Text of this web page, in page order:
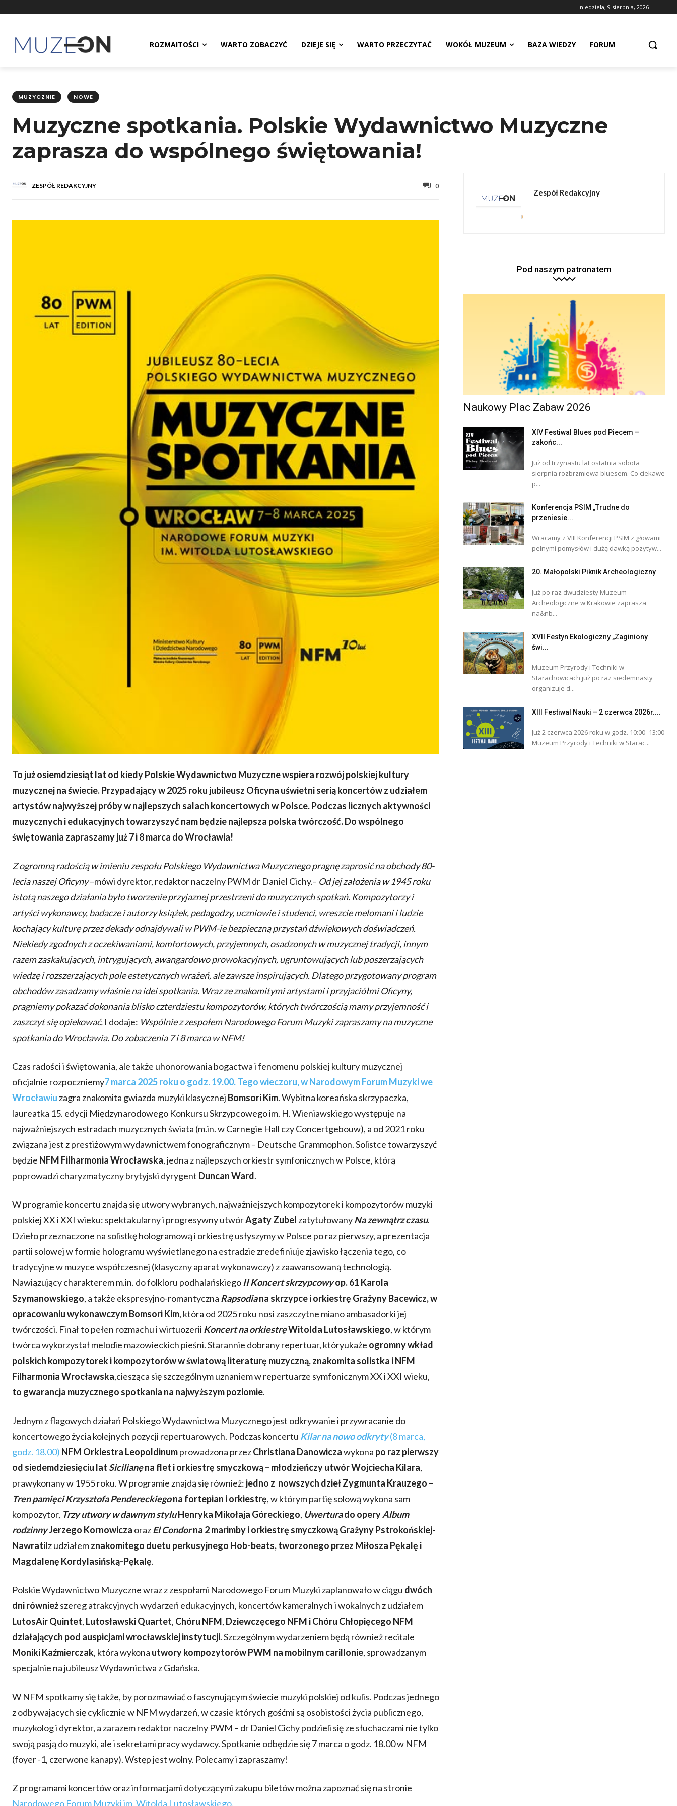
niedziela, 9 sierpnia, 2026
ROZMAITOŚCI WARTO ZOBACZYĆ DZIEJE SIĘ WARTO PRZECZYTAĆ WOKÓŁ MUZEUM BAZA WIEDZY FORUM
MUZYCZNIE NOWE
Muzyczne spotkania. Polskie Wydawnictwo Muzyczne
zaprasza do wspólnego świętowania!
ZESPÓŁ REDAKCYJNY 0
To już osiemdziesiąt lat od kiedy Polskie Wydawnictwo Muzyczne wspiera rozwój polskiej kultury
muzycznej na świecie. Przypadający w 2025 roku jubileusz Oficyna uświetni serią koncertów z udziałem
artystów najwyższej próby w najlepszych salach koncertowych w Polsce. Podczas licznych aktywności
muzycznych i edukacyjnych towarzyszyć nam będzie najlepsza polska twórczość. Do wspólnego
świętowania zapraszamy już 7 i 8 marca do Wrocławia!
Z ogromną radością w imieniu zespołu Polskiego Wydawnictwa Muzycznego pragnę zaprosić na obchody 80-
lecia naszej Oficyny–mówi dyrektor, redaktor naczelny PWM dr Daniel Cichy.– Od jej założenia w 1945 roku
istotą naszego działania było tworzenie przyjaznej przestrzeni do muzycznych spotkań. Kompozytorzy i
artyści wykonawcy, badacze i autorzy książek, pedagodzy, uczniowie i studenci, wreszcie melomani i ludzie
kochający kulturę przez dekady odnajdywali w PWM-ie bezpieczną przystań dźwiękowych doświadczeń.
Niekiedy zgodnych z oczekiwaniami, komfortowych, przyjemnych, osadzonych w muzycznej tradycji, innym
razem zaskakujących, intrygujących, awangardowo prowokacyjnych, ugruntowujących lub poszerzających
wiedzę i rozszerzających pole estetycznych wrażeń, ale zawsze inspirujących. Dlatego przygotowany program
obchodów zasadzamy właśnie na idei spotkania. Wraz ze znakomitymi artystami i przyjaciółmi Oficyny,
pragniemy pokazać dokonania blisko czterdziestu kompozytorów, których twórczością mamy przyjemność i
zaszczyt się opiekować. I dodaje: Wspólnie z zespołem Narodowego Forum Muzyki zapraszamy na muzyczne
spotkania do Wrocławia. Do zobaczenia 7 i 8 marca w NFM!
Czas radości i świętowania, ale także uhonorowania bogactwa i fenomenu polskiej kultury muzycznej
oficjalnie rozpoczniemy7 marca 2025 roku o godz. 19.00. Tego wieczoru, w Narodowym Forum Muzyki we
Wrocławiu zagra znakomita gwiazda muzyki klasycznej Bomsori Kim. Wybitna koreańska skrzypaczka,
laureatka 15. edycji Międzynarodowego Konkursu Skrzypcowego im. H. Wieniawskiego występuje na
najważniejszych estradach muzycznych świata (m.in. w Carnegie Hall czy Concertgebouw), a od 2021 roku
związana jest z prestiżowym wydawnictwem fonograficznym – Deutsche Grammophon. Solistce towarzyszyć
będzie NFM Filharmonia Wrocławska, jedna z najlepszych orkiestr symfonicznych w Polsce, którą
poprowadzi charyzmatyczny brytyjski dyrygent Duncan Ward.
W programie koncertu znajdą się utwory wybranych, najważniejszych kompozytorek i kompozytorów muzyki
polskiej XX i XXI wieku: spektakularny i progresywny utwórAgaty Zubel zatytułowanyNa zewnątrz czasu.
Dzieło przeznaczone na solistkę hologramową i orkiestrę usłyszymy w Polsce po raz pierwszy, a prezentacja
partii solowej w formie hologramu wyświetlanego na estradzie zredefiniuje zjawisko łączenia tego, co
tradycyjne w muzyce współczesnej (klasyczny aparat wykonawczy) z zaawansowaną technologią.
Nawiązujący charakterem m.in. do folkloru podhalańskiego II Koncert skrzypcowyop. 61 Karola
Szymanowskiego, a także ekspresyjno-romantyczna Rapsodiana skrzypce i orkiestrę Grażyny Bacewicz, w
opracowaniu wykonawczym Bomsori Kim, która od 2025 roku nosi zaszczytne miano ambasadorki jej
twórczości. Finał to pełen rozmachu i wirtuozerii Koncert na orkiestręWitolda Lutosławskiego, w którym
twórca wykorzystał melodie mazowieckich pieśni. Starannie dobrany repertuar, któryukaże ogromny wkład
polskich kompozytorek i kompozytorów w światową literaturę muzyczną,znakomita solistka i NFM
Filharmonia Wrocławska,ciesząca się szczególnym uznaniem w repertuarze symfonicznym XX i XXI wieku,
to gwarancja muzycznego spotkania na najwyższym poziomie.
Jednym z flagowych działań Polskiego Wydawnictwa Muzycznego jest odkrywanie i przywracanie do
koncertowego życia kolejnych pozycji repertuarowych. Podczas koncertu Kilar na nowo odkryty(8 marca,
godz. 18.00) NFM Orkiestra Leopoldinumprowadzona przezChristiana Danowiczawykona po raz pierwszy
od siedemdziesięciu lat Sicilianęna flet i orkiestrę smyczkową – młodzieńczy utwór Wojciecha Kilara,
prawykonany w 1955 roku. W programie znajdą się również: jedno z nowszych dzieł Zygmunta Krauzego –
Tren pamięci Krzysztofa Pendereckiegona fortepian i orkiestrę, w którym partię solową wykona sam
kompozytor, Trzy utwory w dawnym styluHenryka Mikołaja Góreckiego, Uwerturado operyAlbum
rodzinnyJerzego Kornowicza orazEl Condorna 2 marimby i orkiestrę smyczkową Grażyny Pstrokońskiej-
Nawratilz udziałemznakomitego duetu perkusyjnego Hob-beats, tworzonego przez Miłosza Pękalę i
Magdalenę Kordylasińską-Pękalę.
Polskie Wydawnictwo Muzyczne wraz z zespołami Narodowego Forum Muzyki zaplanowało w ciągu dwóch
dni równieższereg atrakcyjnych wydarzeń edukacyjnych, koncertów kameralnych i wokalnych z udziałem
LutosAir Quintet, Lutosławski Quartet, Chóru NFM, Dziewczęcego NFM i Chóru Chłopięcego NFM
działających pod auspicjami wrocławskiej instytucji. Szczególnym wydarzeniem będą również recitale
Moniki Kaźmierczak, która wykona utwory kompozytorów PWM na mobilnym carillonie, sprowadzanym
specjalnie na jubileusz Wydawnictwa z Gdańska.
W NFM spotkamy się także, by porozmawiać o fascynującym świecie muzyki polskiej od kulis. Podczas jednego
z odbywających się cyklicznie w NFM wydarzeń, w czasie których gośćmi są osobistości życia publicznego,
muzykolog i dyrektor, a zarazem redaktor naczelny PWM – dr Daniel Cichy podzieli się ze słuchaczami nie tylko
swoją pasją do muzyki, ale i sekretami pracy wydawcy. Spotkanie odbędzie się 7 marca o godz. 18.00 w NFM
(foyer -1, czerwone kanapy). Wstęp jest wolny. Polecamy i zapraszamy!
Z programami koncertów oraz informacjami dotyczącymi zakupu biletów można zapoznać się na stronie
Narodowego Forum Muzyki im. Witolda Lutosławskiego
Zespół Redakcyjny
Pod naszym patronatem
Naukowy Plac Zabaw 2026
XIV Festiwal Blues pod Piecem –
zakońc...
Już od trzynastu lat ostatnia sobota
sierpnia rozbrzmiewa bluesem. Co ciekawe
p...
Konferencja PSIM „Trudne do
przeniesie...
Wracamy z VIII Konferencji PSIM z głowami
pełnymi pomysłów i dużą dawką pozytyw...
20. Małopolski Piknik Archeologiczny
Już po raz dwudziesty Muzeum
Archeologiczne w Krakowie zaprasza
na&nb...
XVII Festyn Ekologiczny „Zaginiony
świ...
Muzeum Przyrody i Techniki w
Starachowicach już po raz siedemnasty
organizuje d...
XIII Festiwal Nauki – 2 czerwca 2026r....
Już 2 czerwca 2026 roku w godz. 10:00–13:00
Muzeum Przyrody i Techniki w Starac...